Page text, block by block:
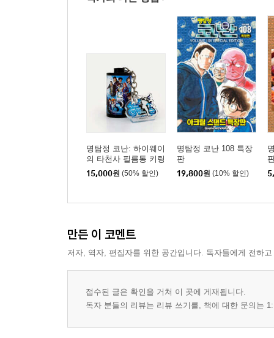
명탐정 코난: 하이웨이
의 타천사 필름통 키링
15,000원 (50% 할인)
명탐정 코난 108 특장
판
19,800원 (10% 할인)
만든 이 코멘트
저자, 역자, 편집자를 위한 공간입니다. 독자들에게 전하
접수된 글은 확인을 거쳐 이 곳에 게재됩니다.
독자 분들의 리뷰는 리뷰 쓰기를, 책에 대한 문의는